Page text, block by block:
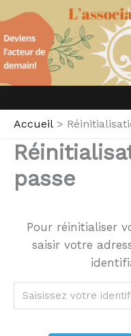
au
contenu
Accueil
passe
Pour réinitialiser
saisir votre